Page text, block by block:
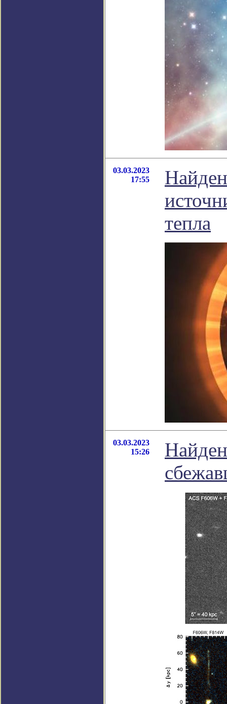
03.03.2023
17:55
тепла
03.03.2023
15:26